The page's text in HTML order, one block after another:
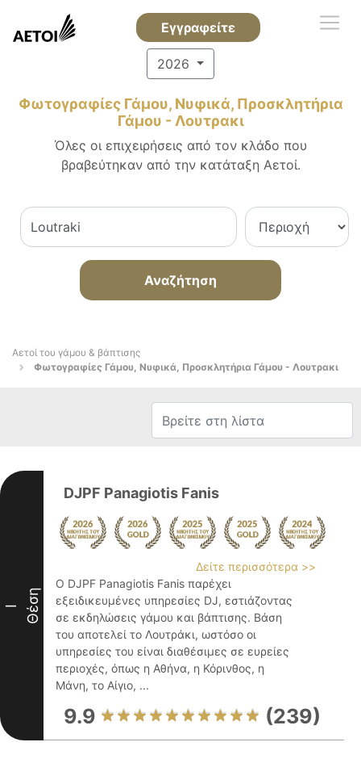
Εγγραφείτε
2026
Φωτογραφίες Γάμου, Νυφικά, Προσκλητήρια
Γάμου - Λουτρακι
Όλες οι επιχειρήσεις από τον κλάδο που
βραβεύτηκαν από την κατάταξη Αετοί.
Αναζήτηση
Αετοί του γάμου & βάπτισης
Φωτογραφίες Γάμου, Νυφικά, Προσκλητήρια Γάμου - Λουτρακι
I Θέση
DJPF Panagiotis Fanis
Δείτε περισσότερα >>
Ο DJPF Panagiotis Fanis παρέχει
εξειδικευμένες υπηρεσίες DJ, εστιάζοντας
σε εκδηλώσεις γάμου και βάπτισης. Βάση
του αποτελεί το Λουτράκι, ωστόσο οι
υπηρεσίες του είναι διαθέσιμες σε ευρείες
περιοχές, όπως η Αθήνα, η Κόρινθος, η
Μάνη, το Αίγιο, ...
9.9 (239)